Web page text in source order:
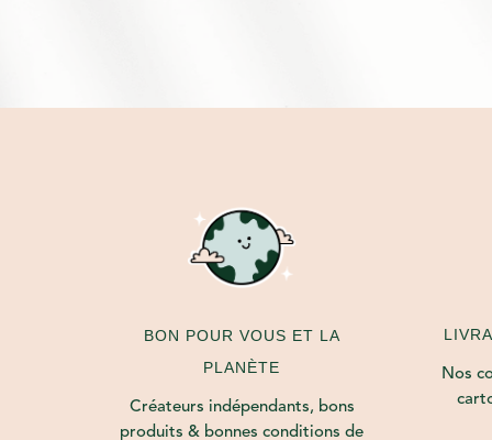
BON POUR VOUS ET LA
PLANÈTE
Créateurs indépendants, bons
produits & bonnes conditions de
Nos